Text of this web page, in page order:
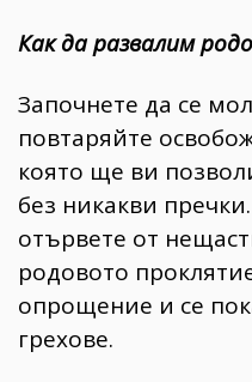
Как да развалим
Започнете да се
повтаряйте
която ще ви
без никакви
отървете от
родовото
опрощение и се
грехове.